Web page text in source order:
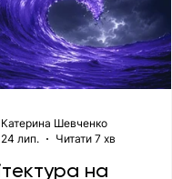
на
Катерина Шевченко
24 лип.
Читати 7 хв